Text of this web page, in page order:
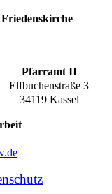
Pfarramt II
Elfbuchenstraße 3
34119 Kassel